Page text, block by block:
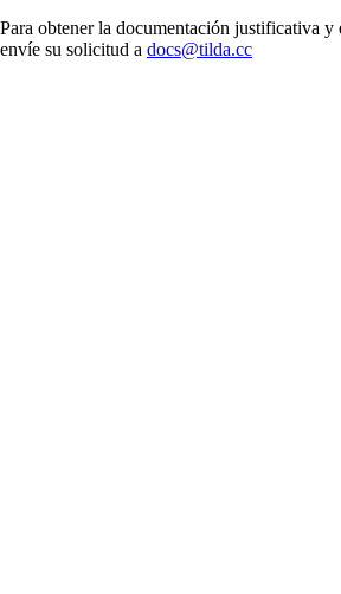
Para obtener la documentación justificativa y
envíe su solicitud a docs@tilda.cc